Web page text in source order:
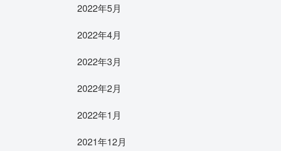
2022年5月
2022年4月
2022年3月
2022年2月
2022年1月
2021年12月